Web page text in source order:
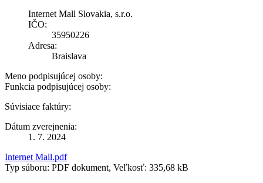
Internet Mall Slovakia, s.r.o.
IČO:
35950226
Adresa:
Braislava
Meno podpisujúcej osoby:
Funkcia podpisujúcej osoby:
Súvisiace faktúry:
Dátum zverejnenia:
1. 7. 2024
Internet Mall.pdf
Typ súboru: PDF dokument, Veľkosť: 335,68 kB